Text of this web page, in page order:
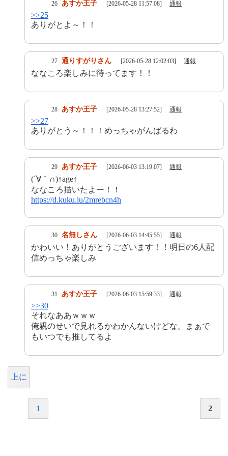
26 あすか王子 [2026-05-28 11:57:08] 通報
>>25
ありがとよ～！！
27 通りすがりさん [2026-05-28 12:02:03] 通報
ななころ楽しみに待ってます！！
28 あすか王子 [2026-05-28 13:27:52] 通報
>>27
ありがとう～！！！めっちゃがんばるわ
29 あすか王子 [2026-06-03 13:19:07] 通報
(´∀｀∩)↑age↑
ななころ描いたよー！！
https://d.kuku.lu/2mrebcn4h
30 名無しさん [2026-06-03 14:45:55] 通報
かわいい！ありがとうございます！！明日の6人配
信めっちゃ楽しみ
31 あすか王子 [2026-06-03 15:59:33] 通報
>>30
それなああｗｗｗ
俺親のせいで見れるかわかんないけどな。まぁで
もいつでも推してるよ
上に
1 2